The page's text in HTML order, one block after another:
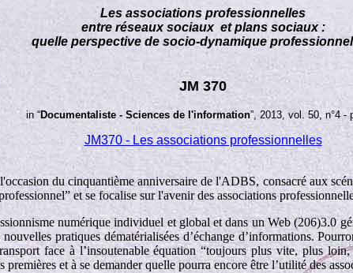
Les associations professionnelles
entre réseaux sociaux et plans sociaux :
quelle perspective de socio-dynamique
JM 370
in “Documentaliste - Sciences de l'information”, 2013, vol. 50, n°4 -
JM370 - Les associations professionnelles
du cinquantième anniversaire de l'ADBS, consacré aux
et se focalise sur l'avenir des associations
numérique individuel et global et dans un Web (206)3.0
pratiques dématérialisées d’échange d’informations.
face à l’insoutenable équation “toujours plus vite, plus
et à se demander quelle pourra encore être l’utilité des